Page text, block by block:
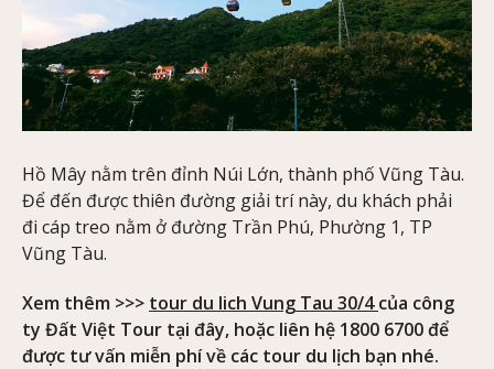
Hồ Mây nằm trên đỉnh Núi Lớn, thành phố Vũng Tàu.
Để đến được thiên đường giải trí này, du khách phải
đi cáp treo nằm ở đường Trần Phú, Phường 1, TP
Vũng Tàu.
Xem thêm >>> tour du lich Vung Tau 30/4của công
ty Đất Việt Tour tại đây, hoặc liên hệ 1800 6700 để
được tư vấn miễn phí về các tour du lịch bạn nhé.